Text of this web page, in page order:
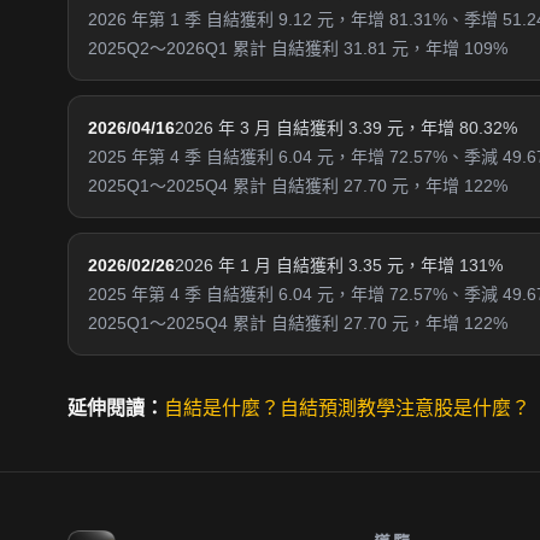
2026 年第 1 季 自結獲利 9.12 元，年增 81.31%、季增
2025Q2～2026Q1 累計 自結獲利 31.81 元，年增 109%
2026/04/162026 年 3 月 自結獲利 3.39 元，年增 80.32%
2025 年第 4 季 自結獲利 6.04 元，年增 72.57%、季減
2025Q1～2025Q4 累計 自結獲利 27.70 元，年增 122%
2026/02/262026 年 1 月 自結獲利 3.35 元，年增 131%
2025 年第 4 季 自結獲利 6.04 元，年增 72.57%、季減
2025Q1～2025Q4 累計 自結獲利 27.70 元，年增 122%
延伸閱讀： 自結是什麼？ 自結預測教學注意股是什麼？